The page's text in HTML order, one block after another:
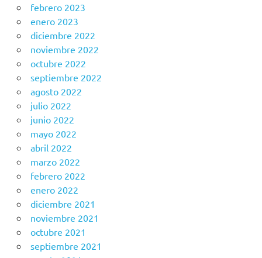
febrero 2023
enero 2023
diciembre 2022
noviembre 2022
octubre 2022
septiembre 2022
agosto 2022
julio 2022
junio 2022
mayo 2022
abril 2022
marzo 2022
febrero 2022
enero 2022
diciembre 2021
noviembre 2021
octubre 2021
septiembre 2021